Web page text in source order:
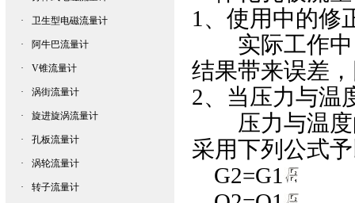
· 卫生型电磁流量计
· 阿牛巴流量计
· V锥流量计
· 涡街流量计
· 旋进旋涡流量计
· 孔板流量计
· 涡轮流量计
· 转子流量计
1、使用中的修
实际工作中
结果带来误差
2、当压力与温
压力与温度
采用下列公式
G2=G1